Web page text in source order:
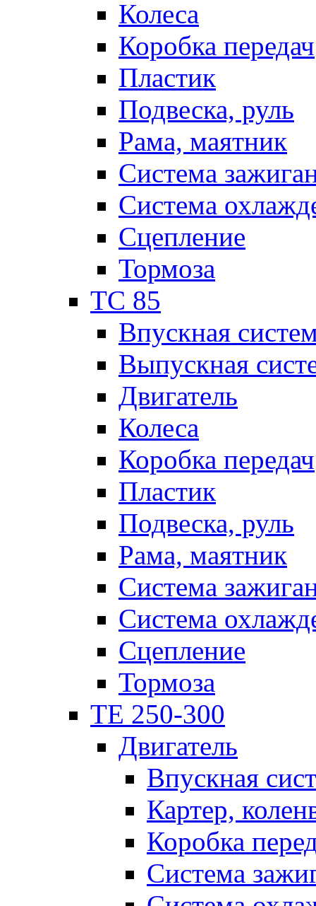
Колеса
Коробка передач
Пластик
Подвеска, руль
Рама, маятник
Система
Система
Сцепление
Тормоза
TC 85
Впускная
Выпускная
Двигатель
Колеса
Коробка передач
Пластик
Подвеска, руль
Рама, маятник
Система
Система
Сцепление
Тормоза
TE 250-300
Двигатель
Впускная
Картер,
Коробка
Система